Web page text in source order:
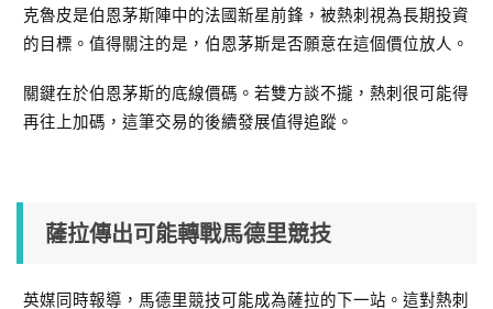
克魯皮是伯恩茅斯陣中的法國新星前鋒，被熱刺視為長期投資
的目標。值得關注的是，伯恩茅斯是否願意在這個價位放人。
關鍵在於伯恩茅斯的底線價碼。若雙方談不攏，熱刺很可能得
再往上加碼，這筆交易的後續發展值得追蹤。
薩拉傳出可能轉戰馬德里競技
英媒同時報導，馬德里競技可能成為薩拉的下一站。這對熱刺